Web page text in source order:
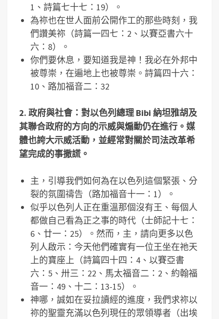
1、詩篇七十七：19）。
為祢也在世人面前公開作工的那些時刻，我
們讚美祢（詩篇一四七：2、以賽亞書六十
六：8）。
你們要休息，要知道我是神！我必在外邦中
被尊崇，在遍地上也被尊崇。詩篇四十六：
10、路加福音二：32
2. 政府與社會：對以色列總理Bibi 納坦雅胡及
其聯合政府的方向的示威與煽動仍在進行。媒
體也誇大示威活動，並經常對關於司法改革希
望完成的事撒謊。
主，引導我們如何為在以色列這個緊張、分
裂的氛圍禱告（路加福音十一：1）。
似乎以色列人正在重溫那個沒有王、每個人
都做自己看為正之事的時代（士師記十七：
6、廿一：25）。然而，主，請向更多以色
列人啟示：今天他們確實有一位王坐在祂天
上的寶座上（詩篇四十四：4、以賽亞書
六：5、卅三：22、馬太福音二：2、約翰福
音一：49、十二：13-15）。
神哪，誠如在妥拉讀經的進度，我們求祢以
祢的聖靈充滿以色列現任的眾領導者（出埃